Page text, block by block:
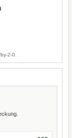
2-0.